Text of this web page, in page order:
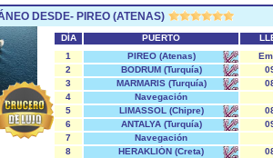
DESDE- PIREO (ATENAS)
DÍA PUERTO
1
PIREO (Atenas)
2
BODRUM (Turquía)
3
MARMARIS (Turquía)
4
Navegación
5
LIMASSOL (Chipre)
6
ANTALYA (Turquía)
7
Navegación
8
HERAKLIÓN (Creta)